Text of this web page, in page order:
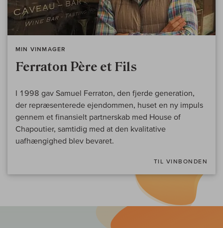
MIN VINMAGER
Ferraton Père et Fils
I 1998 gav Samuel Ferraton, den fjerde generation,
der repræsenterede ejendommen, huset en ny impuls
gennem et finansielt partnerskab med House of
Chapoutier, samtidig med at den kvalitative
uafhængighed blev bevaret.
TIL VINBONDEN